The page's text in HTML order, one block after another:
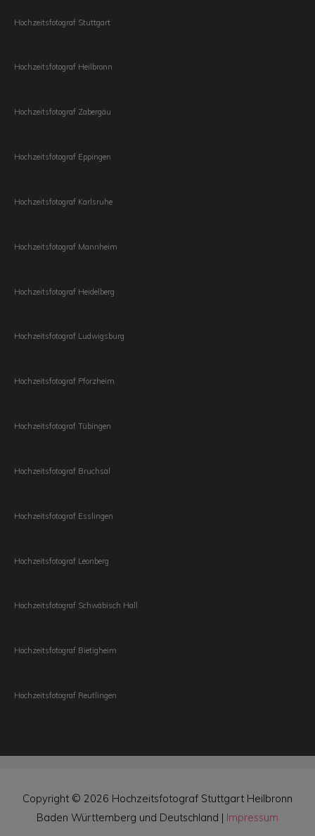
Hochzeitsfotograf Stuttgart
Hochzeitsfotograf Heilbronn
Hochzeitsfotograf Zabergäu
Hochzeitsfotograf Eppingen
Hochzeitsfotograf Karlsruhe
Hochzeitsfotograf Mannheim
Hochzeitsfotograf Heidelberg
Hochzeitsfotograf Ludwigsburg
Hochzeitsfotograf Pforzheim
Hochzeitsfotograf Tübingen
Hochzeitsfotograf Bruchsal
Hochzeitsfotograf Esslingen
Hochzeitsfotograf Leonberg
Hochzeitsfotograf Schwäbisch Hall
Hochzeitsfotograf Bietigheim
Hochzeitsfotograf Reutlingen
Copyright © 2026 Hochzeitsfotograf Stuttgart Heilbronn
Baden Württemberg und Deutschland | Impressum